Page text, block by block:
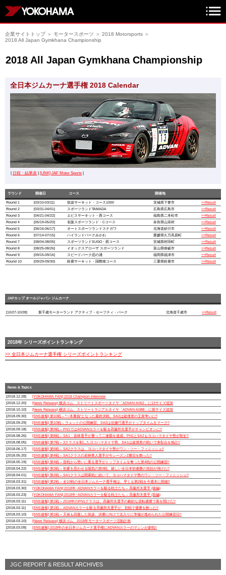
企業サイトトップ＞ モータースポーツ ＞ 2018 Motorsports ＞
2018 All Japan Gymkhana Championship
2018 All Japan Gymkhana Championship
全日本ジムカーナ選手権 2018 Calendar
日程・結果表 [LINK] JAF Motor Sports
ラウンド 開催日 コース
開催地
Round 1
[03/10-03/11] 筑波サーキット・コース1000 茨城県下妻市
>>Result
Round 2
[03/31-04/01] スポーツランドTAMADA 広島県広島市
>>Result
Round 3
[04/21-04/22] エビスサーキット・西コース 福島県二本松市
>>Result
Round 4
[05/19-05/20] 名阪スポーツランド・Cコース 奈良県山添村
>>Result
Round 5
[06/16-06/17] オートスポーツランドスナガワ 北海道砂川市
>>Result
Round 6
[07/14-07/15] ハイランドパークみかわ 愛媛県久万高原町
>>Result
Round 7
[08/04-08/05] スポーツランドSUGO・西コース 宮城県村田町
>>Result
Round 8
[08/25-08/26] イオックスアローザ スポーツランド 富山県南砺市
>>Result
Round 9
[09/15-09/16] スピードパーク恋の浦 福岡県福津市
>>Result
Round 10
[09/29-09/30] 鈴鹿サーキット・国際南コース 三重県鈴鹿市 >>Result
JAFカップ オールジャパン ジムカーナ
[10/27-10/28] 新千歳モーターランド アクティブ・セーフティ・パーク 北海道千歳市 >>Result
2018年 シリーズポイントランキング
>> 全日本ジムカーナ選手権 シリーズポイントランキング
News & Topics
[2018.12.28]
[YOKOHAMA FAN] 2018 Champion Interview
[2018.12.20]
[News Release] 横浜ゴム、ストリートスポーツタイヤ「ADVAN A052」に13サイズ追加
[2018.10.10]
[News Release] 横浜ゴム、ストリートラジアルタイヤ「ADVAN A08B」に新サイズ追加
[2018.09.30]
[SNS速報] 第10戦 – “一本勝負”となった最終決戦、SA2は超僅差の王座争いに!!
[2018.09.29]
[SNS速報] 第10戦 – ウェットの公開練習、SA2は佐藤巧選手がトップタイムをマーク!!
[2018.09.18]
[SNS速報] 第9戦 – PN1ではADVANカラーを駆る斉藤邦夫選手がチャンピオンに!!
[2018.08.26]
[SNS速報] 第8戦 – SA1・若林選手が勝って二連覇を達成、PN1とSA2もヨコハマタイヤ勢が制す!!
[2018.08.05]
[SNS速報] 第7戦 – 3クラスを制したヨコハマタイヤ勢、SA1は超僅差の戦いで表彰台を独占!!
[2018.06.17]
[SNS速報] 第5戦 – SA2クラスは、ヨコハマタイヤ勢がワン・ツー・フィニッシュ!!
[2018.05.20]
[SNS速報] 第4戦 – SA1クラスの若林拳人選手が今シーズン2勝目を飾った!!
[2018.05.19]
[SNS速報] 第4戦 – 前戦から勢いに乗る選手がトップタイムを奪った第4戦の公開練習!!
[2018.04.22]
[SNS速報] 第3戦 – 初夏を思わせる陽気の第3戦、嬉しい全日本初優勝の笑顔が弾けた!!
[2018.04.01]
[SNS速報] 第2戦 – SA1クラスは開幕戦に続いて、ヨコハマタイヤ勢のワン・ツー・フィニッシュ!!
[2018.03.31]
[SNS速報] 第2戦 – 全10戦の全日本ジムカーナ選手権は、早くも第2戦を今週末に開催!!
[2018.03.30]
[YOKOHAMA FAN] 2018年･ADVANカラーを駆る戦士たち – 斉藤邦夫選手 (後編)
[2018.03.23]
[YOKOHAMA FAN] 2018年･ADVANカラーを駆る戦士たち – 斉藤邦夫選手 (前編)
[2018.03.11]
[SNS速報] 第1戦 – 2018年のPN1クラスは、斉藤邦夫選手の劇的な逆転優勝で幕を開けた!!
[2018.03.11]
[SNS速報] 第1戦 – ADVANカラーを駆る斉藤邦夫選手が、初戦で優勝を飾った!!
[2018.03.10]
[SNS速報] 第1戦 – 天候も回復した筑波、決勝に向けて念入りに準備が進められた公開練習日!!
[2018.03.10]
[News Release] 横浜ゴム、2018年モータースポーツ活動計画
[2018.03.09]
[SNS速報] 2018年の全日本ジムカーナ選手権にADVANカラーのマシンが参戦!!
JGC REPORT & RESULT ARCHIVES